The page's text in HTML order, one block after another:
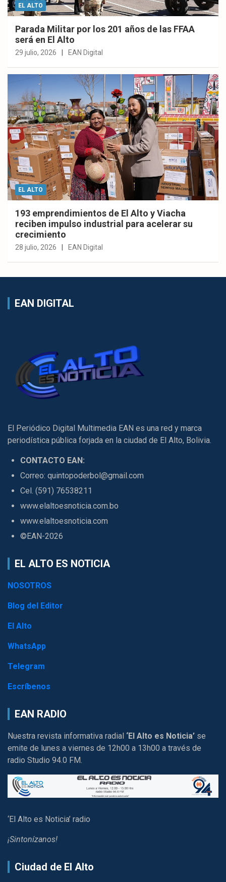
EL ALTO
Parada Militar por los 201 años de las FFAA
será en El Alto
29 julio, 2026 EAN Digital
EL ALTO
193 emprendimientos de El Alto y Viacha
reciben impulso industrial para acelerar su
crecimiento
28 julio, 2026 EAN Digital
EAN DIGITAL
El Periódico Digital Multimedia EAN es una red y marca
periodística pública forjada en la ciudad de El Alto, Bolivia.
CONTACTO EAN:
Correo: quintopoderbol@gmail.com
Cel. (591) 76538211
www.elaltoesnoticia.com.bo
www.elaltoesnoticia.com
©EAN-2026
EL ALTO ES NOTICIA
NOSOTROS
Blog del Editor
El Alto
WhatsApp
Telegram
Escríbenos
EAN RADIO
Nuestra revista informativa radial ‘El Alto es Noticia’ se
emite de lunes a viernes de 12h00 a 13h00 a través de
radio Studio 94.0 FM.
‘El Alto es Noticia’ radio
¡Sintonízanos!
Ciudad de El Alto